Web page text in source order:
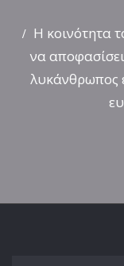
Η κοινότητα
να
λυκάνθρωπος